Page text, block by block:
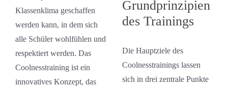
Klassenklima geschaffen
werden kann, in dem sich
alle Schüler wohlfühlen und
respektiert werden. Das
Coolnesstraining ist ein
innovatives Konzept, das
Grundprinzipien
des Trainings
Die Hauptziele des
Coolnesstrainings lassen
sich in drei zentrale Punkte